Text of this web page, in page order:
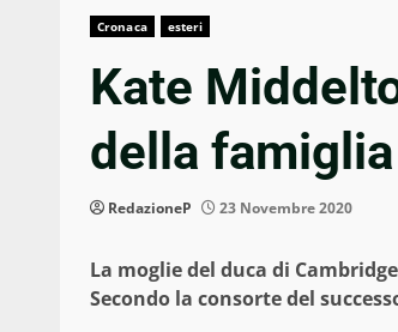
Cronaca esteri
Kate
della
RedazioneP 23 Novembre 2020
La moglie del duca di
Secondo la consorte del